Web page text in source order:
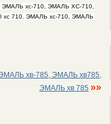
хв-785, ЭМАЛЬ хв785,
ЭМАЛЬ хв 785 »»